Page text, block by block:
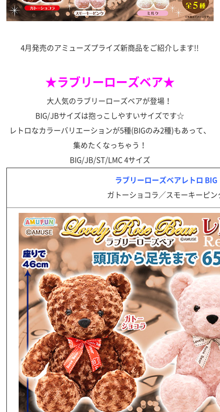
4月発売のアミューズプライズ新商品をご紹介します!!
★ラブリーローズベア★
大人気のラブリーローズベアが登場！
BIG/JBサイズは抱っこしやすいサイズです☆
レトロなカラーバリエーションが5種(BIGのみ2種)もあって、
集めたくなっちゃう！
BIG/JB/ST/LMC 4サイズ
ラブリーローズベアレトロ BIG
ガトーショコラ／スモーキーピン